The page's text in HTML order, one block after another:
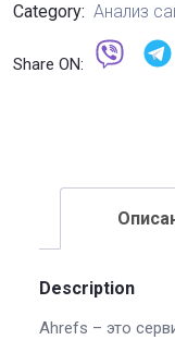
Category: Анализ
Share ON:
Description
Ahrefs – это